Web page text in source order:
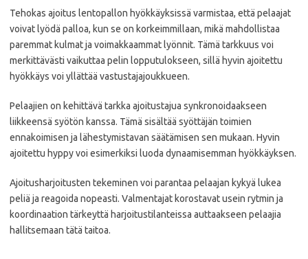
Tehokas ajoitus lentopallon hyökkäyksissä varmistaa, että pelaajat
voivat lyödä palloa, kun se on korkeimmillaan, mikä mahdollistaa
paremmat kulmat ja voimakkaammat lyönnit. Tämä tarkkuus voi
merkittävästi vaikuttaa pelin lopputulokseen, sillä hyvin ajoitettu
hyökkäys voi yllättää vastustajajoukkueen.
Pelaajien on kehittävä tarkka ajoitustajua synkronoidaakseen
liikkeensä syötön kanssa. Tämä sisältää syöttäjän toimien
ennakoimisen ja lähestymistavan säätämisen sen mukaan. Hyvin
ajoitettu hyppy voi esimerkiksi luoda dynaamisemman hyökkäyksen.
Ajoitusharjoitusten tekeminen voi parantaa pelaajan kykyä lukea
peliä ja reagoida nopeasti. Valmentajat korostavat usein rytmin ja
koordinaation tärkeyttä harjoitustilanteissa auttaakseen pelaajia
hallitsemaan tätä taitoa.